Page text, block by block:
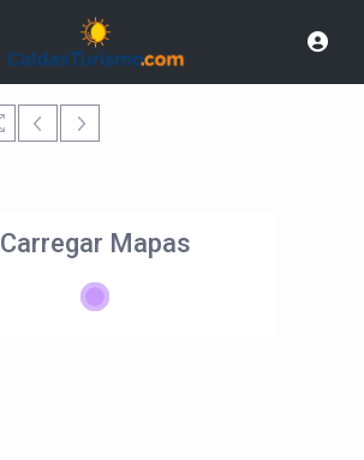
Carregar Mapas